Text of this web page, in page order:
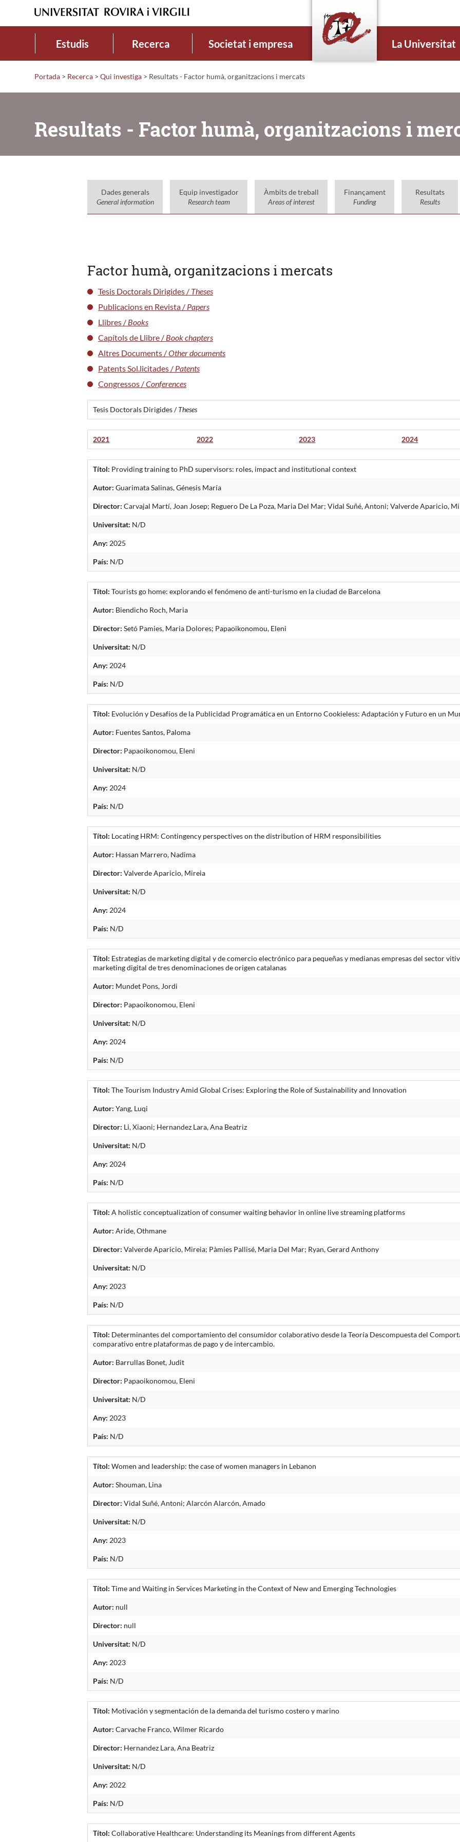
Estudis Recerca Societat i empresa La Universitat
Portada > Recerca > Qui investiga > Resultats - Factor humà, organitzacions i mercats
Resultats - Factor humà, organitzacions i
Dades generals
General information
Equip investigador
Research team
Àmbits de treball
Areas of interest
Finançament
Funding
Resultats
Results
Factor humà, organitzacions i mercats
Tesis Doctorals Dirigides / Theses
Publicacions en Revista / Papers
Llibres / Books
Capítols de Llibre / Book chapters
Altres Documents /Other documents
Patents Sol.licitades / Patents
Congressos /Conferences
Tesis Doctorals Dirigides /Theses
2021 2022 2023 2024
Títol: Providing training to PhD supervisors: roles, impact and institutional context
Autor: Guarimata Salinas, Génesis María
Director: Carvajal Martí, Joan Josep; Reguero De La Poza, Maria Del Mar; Vidal Suñé, Antoni; Valverde Aparicio,
Universitat: N/D
Any: 2025
País: N/D
Títol: Tourists go home: explorando el fenómeno de anti-turismo en la ciudad de Barcelona
Autor: Biendicho Roch, Maria
Director: Setó Pamies, Maria Dolores; Papaoikonomou, Eleni
Universitat: N/D
Any: 2024
País: N/D
Títol: Evolución y Desafíos de la Publicidad Programática en un Entorno Cookieless: Adaptación y Futuro en un
Autor: Fuentes Santos, Paloma
Director: Papaoikonomou, Eleni
Universitat: N/D
Any: 2024
País: N/D
Títol: Locating HRM: Contingency perspectives on the distribution of HRM responsibilities
Autor: Hassan Marrero, Nadima
Director: Valverde Aparicio, Mireia
Universitat: N/D
Any: 2024
País: N/D
Títol: Estrategias de marketing digital y de comercio electrónico para pequeñas y medianas empresas del sector
marketing digital de tres denominaciones de origen catalanas
Autor: Mundet Pons, Jordi
Director: Papaoikonomou, Eleni
Universitat: N/D
Any: 2024
País: N/D
Títol: The Tourism Industry Amid Global Crises: Exploring the Role of Sustainability and Innovation
Autor: Yang, Luqi
Director: Li, Xiaoni; Hernandez Lara, Ana Beatriz
Universitat: N/D
Any: 2024
País: N/D
Títol: A holistic conceptualization of consumer waiting behavior in online live streaming platforms
Autor: Aride, Othmane
Director: Valverde Aparicio, Mireia; Pàmies Pallisé, Maria Del Mar; Ryan, Gerard Anthony
Universitat: N/D
Any: 2023
País: N/D
Títol: Determinantes del comportamiento del consumidor colaborativo desde la Teoría Descompuesta del
comparativo entre plataformas de pago y de intercambio.
Autor: Barrullas Bonet, Judit
Director: Papaoikonomou, Eleni
Universitat: N/D
Any: 2023
País: N/D
Títol: Women and leadership: the case of women managers in Lebanon
Autor: Shouman, Lina
Director: Vidal Suñé, Antoni; Alarcón Alarcón, Amado
Universitat: N/D
Any: 2023
País: N/D
Títol: Time and Waiting in Services Marketing in the Context of New and Emerging Technologies
Autor: null
Director: null
Universitat: N/D
Any: 2023
País: N/D
Títol: Motivación y segmentación de la demanda del turismo costero y marino
Autor: Carvache Franco, Wilmer Ricardo
Director: Hernandez Lara, Ana Beatriz
Universitat: N/D
Any: 2022
País: N/D
Títol: Collaborative Healthcare: Understanding its Meanings from different Agents